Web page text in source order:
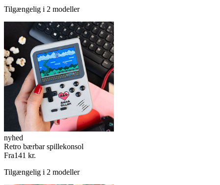
Tilgængelig i 2 modeller
nyhed
Retro bærbar spillekonsol
Fra141 kr.
Tilgængelig i 2 modeller